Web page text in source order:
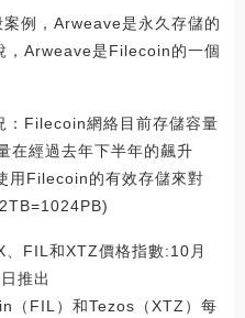
例，Arweave是永久存儲的
，Arweave是Filecoin的一個
：Filecoin網絡目前存儲容量
在經過去年下半年的飆升
用Filecoin的有效存儲來對
、FIL和XTZ價格指數:10月
推出
（FIL）和Tezos（XTZ）每